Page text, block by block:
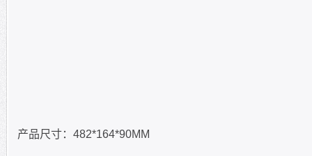
产品尺寸：482*164*90MM